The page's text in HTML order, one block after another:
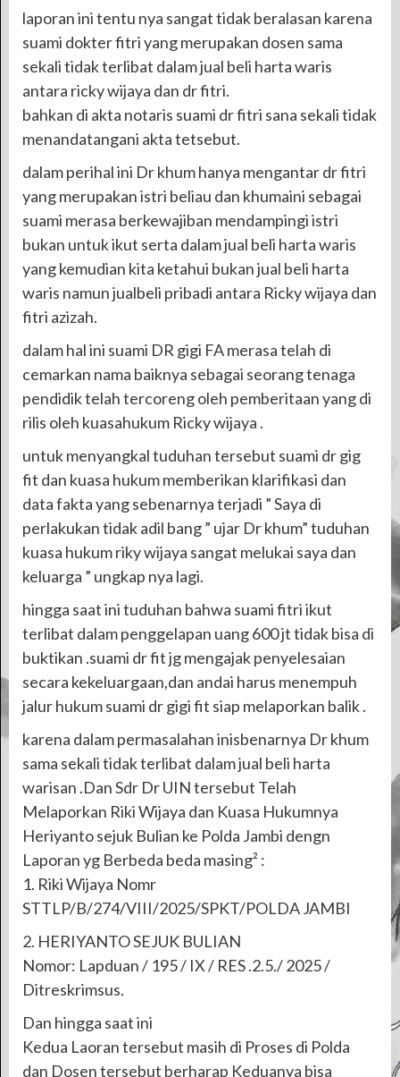
laporan ini tentu nya sangat tidak beralasan karena
suami dokter fitri yang merupakan dosen sama
sekali tidak terlibat dalam jual beli harta waris
antara ricky wijaya dan dr fitri.
bahkan di akta notaris suami dr fitri sana sekali tidak
menandatangani akta tetsebut.
dalam perihal ini Dr khum hanya mengantar dr fitri
yang merupakan istri beliau dan khumaini sebagai
suami merasa berkewajiban mendampingi istri
bukan untuk ikut serta dalam jual beli harta waris
yang kemudian kita ketahui bukan jual beli harta
waris namun jualbeli pribadi antara Ricky wijaya dan
fitri azizah.
dalam hal ini suami DR gigi FA merasa telah di
cemarkan nama baiknya sebagai seorang tenaga
pendidik telah tercoreng oleh pemberitaan yang di
rilis oleh kuasahukum Ricky wijaya .
untuk menyangkal tuduhan tersebut suami dr gig
fit dan kuasa hukum memberikan klarifikasi dan
data fakta yang sebenarnya terjadi ” Saya di
perlakukan tidak adil bang ” ujar Dr khum” tuduhan
kuasa hukum riky wijaya sangat melukai saya dan
keluarga ” ungkap nya lagi.
hingga saat ini tuduhan bahwa suami fitri ikut
terlibat dalam penggelapan uang 600 jt tidak bisa di
buktikan .suami dr fit jg mengajak penyelesaian
secara kekeluargaan,dan andai harus menempuh
jalur hukum suami dr gigi fit siap melaporkan balik .
karena dalam permasalahan inisbenarnya Dr khum
sama sekali tidak terlibat dalam jual beli harta
warisan .Dan Sdr Dr UIN tersebut Telah
Melaporkan Riki Wijaya dan Kuasa Hukumnya
Heriyanto sejuk Bulian ke Polda Jambi dengn
Laporan yg Berbeda beda masing² :
1. Riki Wijaya Nomr
STTLP/B/274/VIII/2025/SPKT/POLDA JAMBI
2. HERIYANTO SEJUK BULIAN
Nomor: Lapduan / 195 / IX / RES .2.5./ 2025 /
Ditreskrimsus.
Dan hingga saat ini
Kedua Laoran tersebut masih di Proses di Polda
dan Dosen tersebut berharap Keduanya bisa